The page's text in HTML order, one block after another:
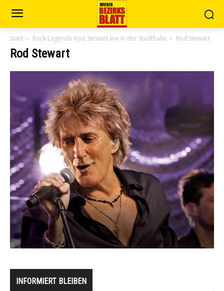
Start Rock-Legende Rod Stewart live in der Stadthalle Rod Stewart
Rod Stewart
INFORMIERT BLEIBEN